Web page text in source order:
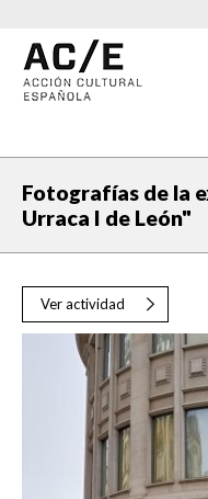
Fotografías de la
Urraca I de León"
Ver actividad